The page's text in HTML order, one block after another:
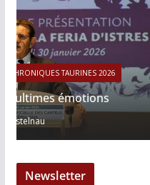
ACTUALITÉS TAURINES
Víctor Hernández :
13/06/2026
Newsletter